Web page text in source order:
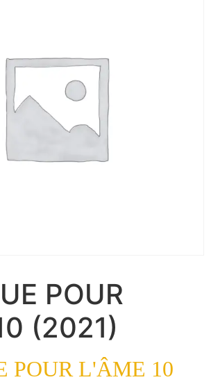
POUR
(2021)
POUR L'ÂME 10